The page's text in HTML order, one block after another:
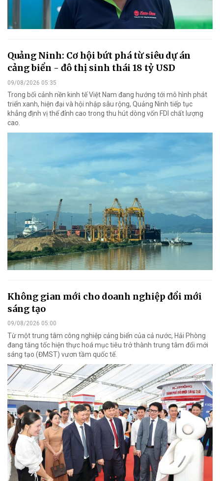
Quảng Ninh: Cơ hội bứt phá từ siêu dự án
cảng biển - đô thị sinh thái 18 tỷ USD
09/08/2026 05:35
Trong bối cảnh nền kinh tế Việt Nam đang hướng tới mô hình phát
triển xanh, hiện đại và hội nhập sâu rộng, Quảng Ninh tiếp tục
khẳng định vị thế đỉnh cao trong thu hút dòng vốn FDI chất lượng
cao.
Không gian mới cho doanh nghiệp đổi mới
sáng tạo
09/08/2026 05:00
Từ một trung tâm công nghiệp cảng biển của cả nước, Hải Phòng
đang tăng tốc hiện thực hoá mục tiêu trở thành trung tâm đổi mới
sáng tạo (ĐMST) vươn tầm quốc tế.